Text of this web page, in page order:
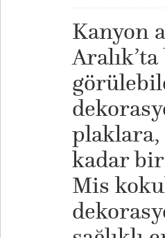
Kanyon
kadar
Mis